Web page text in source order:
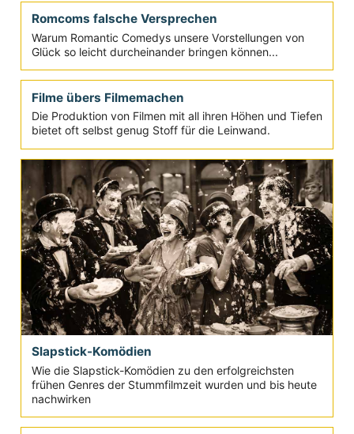
Romcoms falsche Versprechen
Warum Romantic Comedys unsere Vorstellungen von
Glück so leicht durcheinander bringen können...
Filme übers Filmemachen
Die Produktion von Filmen mit all ihren Höhen und Tiefen
bietet oft selbst genug Stoff für die Leinwand.
Slapstick-Komödien
Wie die Slapstick-Komödien zu den erfolgreichsten